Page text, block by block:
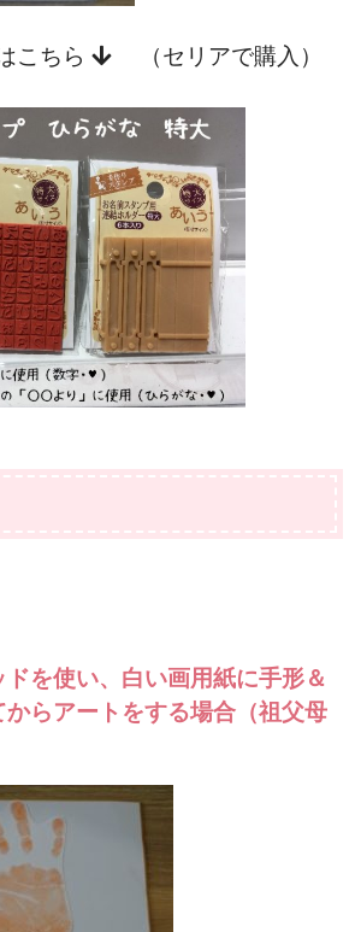
こちら （セリアで購入）
ドを使い、白い画用紙に手形＆
からアートをする場合（祖父母